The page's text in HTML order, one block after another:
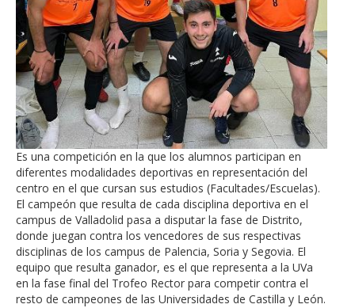
Es una competición en la que los alumnos participan en
diferentes modalidades deportivas en representación del
centro en el que cursan sus estudios (Facultades/Escuelas).
El campeón que resulta de cada disciplina deportiva en el
campus de Valladolid pasa a disputar la fase de Distrito,
donde juegan contra los vencedores de sus respectivas
disciplinas de los campus de Palencia, Soria y Segovia. El
equipo que resulta ganador, es el que representa a la UVa
en la fase final del Trofeo Rector para competir contra el
resto de campeones de las Universidades de Castilla y León.